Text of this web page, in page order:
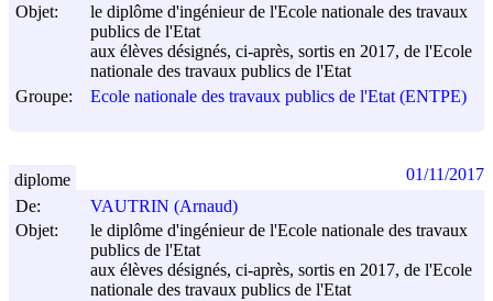
Objet:
le diplôme d'ingénieur de l'Ecole nationale des travaux
publics de l'Etat
aux élèves désignés, ci-après, sortis en 2017, de l'Ecole
nationale des travaux publics de l'Etat
Groupe:
Ecole nationale des travaux publics de l'Etat (ENTPE)
De:
VAUTRIN (Arnaud)
Objet:
le diplôme d'ingénieur de l'Ecole nationale des travaux
publics de l'Etat
aux élèves désignés, ci-après, sortis en 2017, de l'Ecole
nationale des travaux publics de l'Etat
diplome 01/11/2017